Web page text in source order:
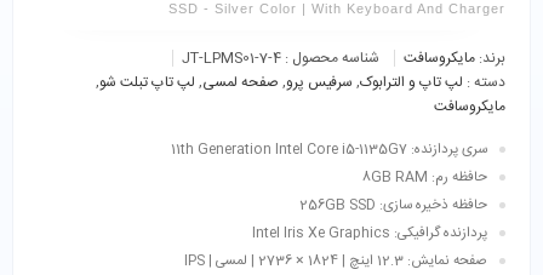
SSD - Silver Color | With Keyboard And Charger
برند: مایکروسافت شناسه محصول : JT-LPMS01-7-4
دسته : لپ تاپ و الترابوک, سرفیس پرو, صفحه لمسی, لپ تاپ تبلت شو,
مایکروسافت
سری پردازنده: 11th Generation Intel Core i5-1135G7
حافظه رم: 8GB RAM
حافظه ذخیره سازی: 256GB SSD
پردازنده گرافیکی: Intel Iris Xe Graphics
صفحه نمایش: 12.3 اینچ | 1824 × 2736 | لمسی | IPS